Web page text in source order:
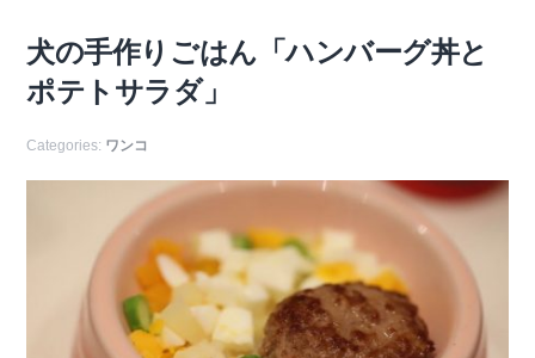
犬の手作りごはん「ハンバーグ丼と
ポテトサラダ」
Categories: ワンコ